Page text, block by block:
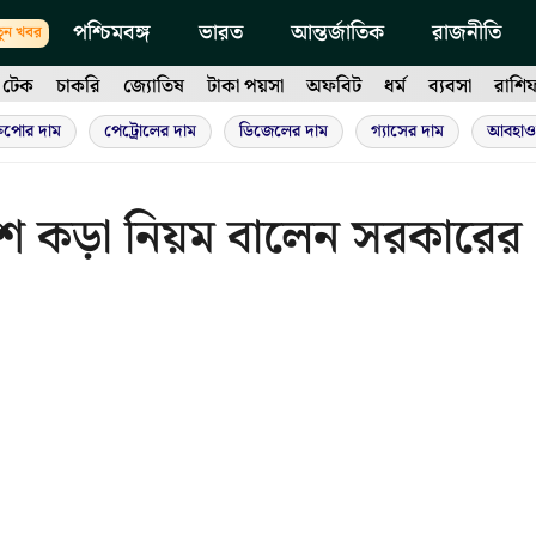
খবর পশ্চিমবঙ্গ ভারত আন্তর্জাতিক রাজনীতি
টেক চাকরি জ্যোতিষ টাকা পয়সা অফবিট ধর্ম ব্যবসা
দাম পেট্রোলের দাম ডিজেলের দাম গ্যাসের দাম
কড়া নিয়ম বালেন সরকারের